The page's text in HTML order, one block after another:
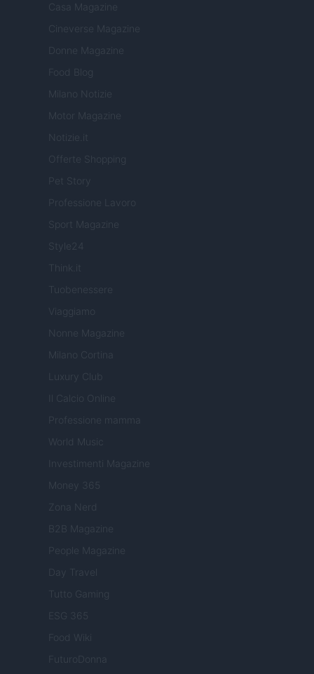
Casa Magazine
Cineverse Magazine
Donne Magazine
Food Blog
Milano Notizie
Motor Magazine
Notizie.it
Offerte Shopping
Professione Lavoro
Sport Magazine
Style24
Think.it
Tuobenessere
Viaggiamo
Nonne Magazine
Milano Cortina
Luxury Club
Il Calcio Online
Professione mamma
World Music
Investimenti Magazine
Money 365
Zona Nerd
B2B Magazine
People Magazine
Day Travel
Tutto Gaming
ESG 365
Food Wiki
FuturoDonna